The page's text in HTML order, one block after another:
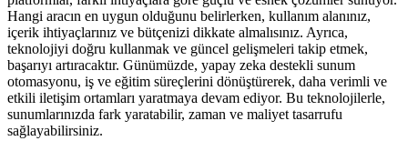
Hangi aracın en uygun olduğunu belirlerken, kullanım alanınız,
içerik ihtiyaçlarınız ve bütçenizi dikkate almalısınız. Ayrıca,
teknolojiyi doğru kullanmak ve güncel gelişmeleri takip etmek,
başarıyı artıracaktır. Günümüzde, yapay zeka destekli sunum
otomasyonu, iş ve eğitim süreçlerini dönüştürerek, daha verimli ve
etkili iletişim ortamları yaratmaya devam ediyor. Bu teknolojilerle,
sunumlarınızda fark yaratabilir, zaman ve maliyet tasarrufu
sağlayabilirsiniz.